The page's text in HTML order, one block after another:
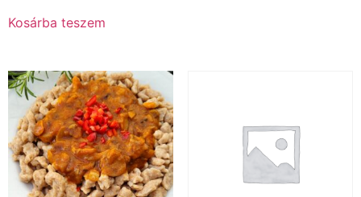
Kosárba teszem